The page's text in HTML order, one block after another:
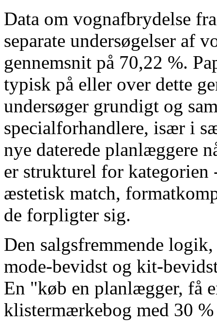
Data om vognafbrydelse
separate undersøgelser af
gennemsnit på 70,22 %.
typisk på eller over dette
undersøger grundigt og
specialforhandlere, især i
nye daterede planlæggere
er strukturel for kategorien
æstetisk match,
de forpligter sig.
Den salgsfremmende
mode-bevidst og kit-
En "køb en planlægger, få
klistermærkebog med 30